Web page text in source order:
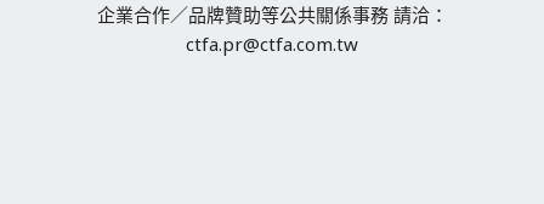
企業合作／品牌贊助等公共關係事務 請洽：
ctfa.pr@ctfa.com.tw